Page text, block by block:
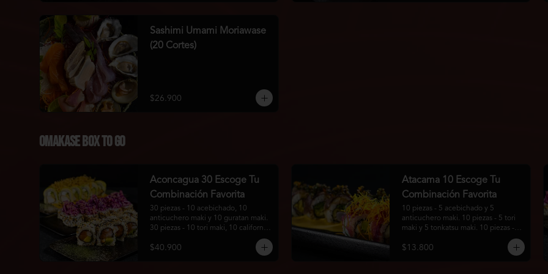
Sashimi Umami Moriawase
(20 Cortes)
$26.900
Omakase Box To Go
Aconcagua 30 Escoge Tu
Combinación Favorita
30 piezas - 10 acebichado, 10
anticuchero maki y 10 guratan maki.
30 piezas - 10 tori maki, 10 california
$40.900
Atacama 10 Escoge Tu
Combinación Favorita
10 piezas - 5 acebichado y 5
anticuchero maki. 10 piezas - 5 tori
maki y 5 tonkatsu maki. 10 piezas - 5
$13.800